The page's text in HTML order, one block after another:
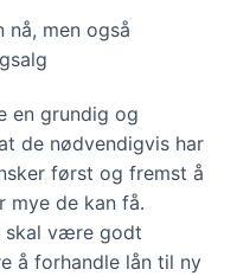
nå, men også
en grundig og
de nødvendigvis har
først og fremst å
mye de kan få.
skal være godt
å forhandle lån til ny